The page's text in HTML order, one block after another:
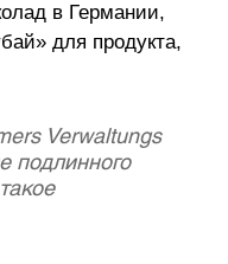
в Германии,
для продукта,
Verwaltungs
подлинного